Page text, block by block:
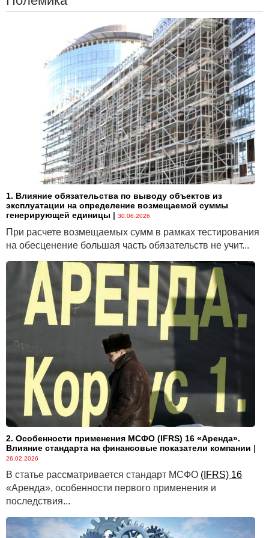
1. Влияние обязательства по выводу объектов из
эксплуатации на определение возмещаемой суммы
генерирующей единицы | 30.06.2026
При расчете возмещаемых сумм в рамках тестирования
на обесценение большая часть обязательств не учит...
2. Особенности применения МСФО (IFRS) 16 «Аренда».
Влияние стандарта на финансовые показатели компании |
26.02.2026
В статье рассматривается стандарт МСФО (IFRS) 16
«Аренда», особенности первого применения и
последствия...